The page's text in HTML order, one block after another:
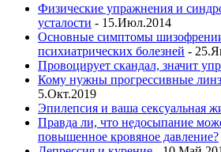
Физические упражнения и
усталости - 15.Июл.2014
Основные симптомы
психиатрических болезней -
Провоцирует скандал, значит
Кому нужны прогрессивные
5.Окт.2019
Эпилепсия и ваша сексуальная
Правда ли, что недосыпание
повышенное кровяное давление?